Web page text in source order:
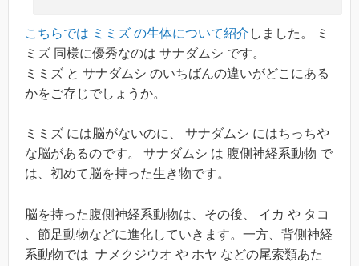
こちらでは ミミズ の生体について紹介 しました。 ミ
ミズ 同様に優秀なのは サナダムシ です。
ミミズ と サナダムシ のいちばんの違いがどこにある
かをご存じでしょうか。
ミミズ には脳がないのに、 サナダムシ にはちっちや
な脳があるのです。 サナダムシ は 腹側神経系動物 で
は、初めて脳を持った生き物です。
脳を持った腹側神経系動物は、その後、 イカ や タコ
、節足動物などに進化していきます。一方、背側神経
系動物では ナメクジウオ や ホヤ などの尾索類あた